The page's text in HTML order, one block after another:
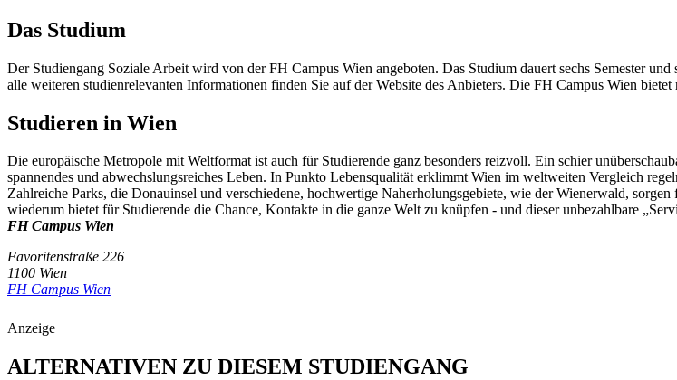
Das Studium
Der Studiengang Soziale Arbeit wird von der FH Campus Wien angeboten. Das Studium dauert sechs Semester
alle weiteren studienrelevanten Informationen finden Sie auf der Website des Anbieters. Die FH Campus Wien
Studieren in Wien
Die europäische Metropole mit Weltformat ist auch für Studierende ganz besonders reizvoll. Ein schier
spannendes und abwechslungsreiches Leben. In Punkto Lebensqualität erklimmt Wien im weltweiten Vergleich
Zahlreiche Parks, die Donauinsel und verschiedene, hochwertige Naherholungsgebiete, wie der Wienerwald,
wiederum bietet für Studierende die Chance, Kontakte in die ganze Welt zu knüpfen - und dieser unbezahlbare
FH Campus Wien
Favoritenstraße 226
1100 Wien
FH Campus Wien
Anzeige
ALTERNATIVEN ZU DIESEM STUDIENGANG